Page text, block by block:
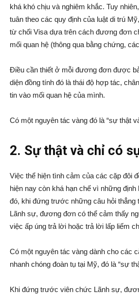
khá khó chịu và nghiêm khắc. Tuy
tuân theo các quy định của luật di trú
từ chối Visa dựa trên cách đương đơn
mối quan hệ (thông qua bằng chứng,
Điều cần thiết ở mỗi đương đơn được
diện đồng tính đó là thái độ hợp tác,
tin vào mối quan hệ của mình.
Có một nguyên tác vàng đó là “sự thật
2. Sự thật và chỉ có
Việc thể hiện tình cảm của các cặp đôi
hiện nay còn khá hạn chế vì những định
đó, khi đứng trước những câu hỏi thẳng
Lãnh sự, đương đơn có thể cảm thấy
việc ấp úng trả lời hoặc trả lời lấp liếm
Có một nguyên tác vàng dành cho các
nhanh chóng đoàn tụ tại Mỹ, đó là “sự
Khi đứng trước viên chức Lãnh sự,